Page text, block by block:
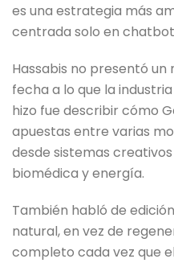
es una estrategia más
centrada solo en
Hassabis no presentó un
fecha a lo que la
hizo fue describir cómo
apuestas entre varias
desde sistemas
biomédica y energía.
También habló de
natural, en vez de
completo cada vez que